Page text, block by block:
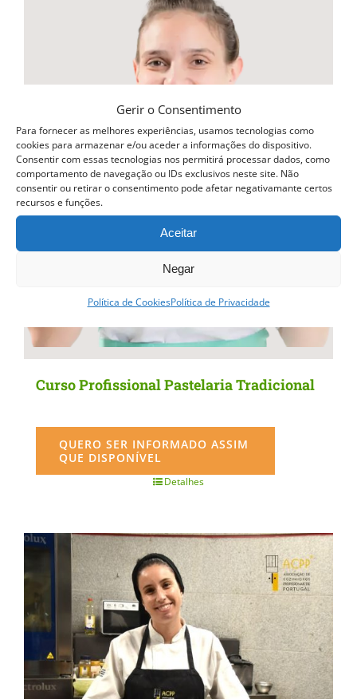
Gerir o Consentimento
Para fornecer as melhores experiências, usamos tecnologias como
cookies para armazenar e/ou aceder a informações do dispositivo.
Consentir com essas tecnologias nos permitirá processar dados, como
comportamento de navegação ou IDs exclusivos neste site. Não
consentir ou retirar o consentimento pode afetar negativamante certos
recursos e funções.
Aceitar
Negar
Política de CookiesPolítica de Privacidade
be
chosen
on
the
Curso Profissional Pastelaria Tradicional
QUERO SER INFORMADO ASSIM
QUE DISPONÍVEL
Detalhes